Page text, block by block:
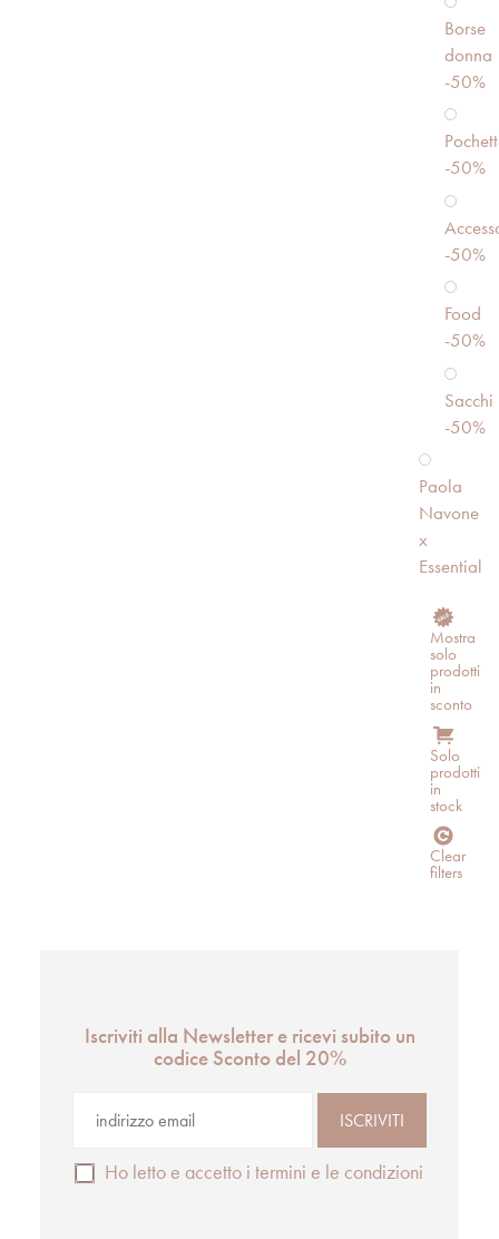
Borse
donna
-50%
-50%
-50%
Food
-50%
Sacchi
-50%
Paola
Navone
x
Essential
Mostra
solo
prodotti
in
sconto
Solo
prodotti
in
stock
Clear
filters
Iscriviti alla Newsletter e ricevi subito un
codice Sconto del 20%
Ho letto e accetto i termini e le condizioni